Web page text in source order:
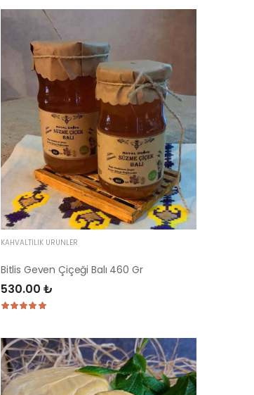
KAHVALTILIK ÜRÜNLER
Bitlis Geven Çiçeği Balı 460 Gr
530.00 ₺